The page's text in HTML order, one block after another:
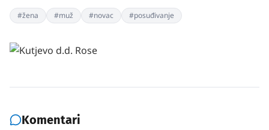
#žena #muž #novac #posuđivanje
Komentari